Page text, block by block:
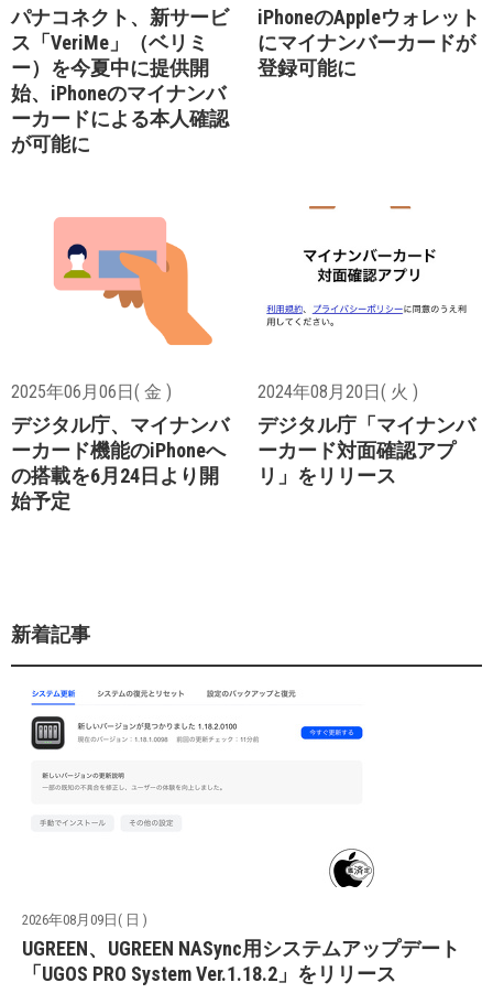
パナコネクト、新サービ
ス「VeriMe」（ベリミ
ー）を今夏中に提供開
始、iPhoneのマイナンバ
ーカードによる本人確認
が可能に
iPhoneのAppleウォレット
にマイナンバーカードが
登録可能に
2025年06月06日( 金 )
デジタル庁、マイナンバ
ーカード機能のiPhoneへ
の搭載を6月24日より開
始予定
2024年08月20日( 火 )
デジタル庁「マイナンバ
ーカード対面確認アプ
リ」をリリース
新着記事
2026年08月09日( 日 )
UGREEN、UGREEN NASync用システムアップデート
「UGOS PRO System Ver.1.18.2」をリリース